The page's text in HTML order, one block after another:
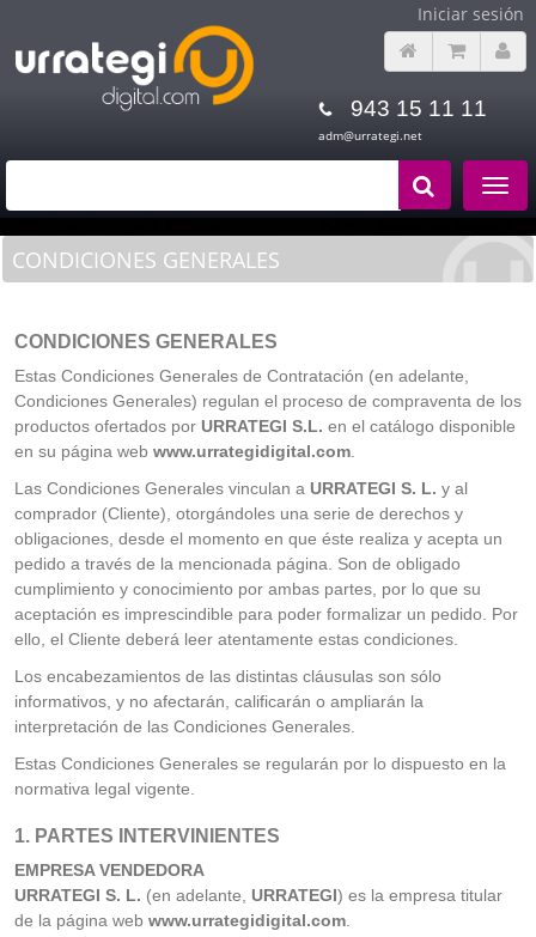
Iniciar sesión
943 15 11 11
adm@urrategi.net
Toggle
CONDICIONES GENERALES
CONDICIONES GENERALES
Estas Condiciones Generales de Contratación (en adelante,
Condiciones Generales) regulan el proceso de compraventa de los
productos ofertados por URRATEGI S.L. en el catálogo disponible
en su página web www.urrategidigital.com
Las Condiciones Generales vinculan a URRATEGI S. L. y al
comprador (Cliente), otorgándoles una serie de derechos y
obligaciones, desde el momento en que éste realiza y acepta un
pedido a través de la mencionada página. Son de obligado
cumplimiento y conocimiento por ambas partes, por lo que su
aceptación es imprescindible para poder formalizar un pedido. Por
ello, el Cliente deberá leer atentamente estas condiciones.
Los encabezamientos de las distintas cláusulas son sólo
informativos, y no afectarán, calificarán o ampliarán la
interpretación de las Condiciones Generales.
Estas Condiciones Generales se regularán por lo dispuesto en la
normativa legal vigente.
1. PARTES INTERVINIENTES
EMPRESA VENDEDORA
URRATEGI S. L. (en adelante, URRATEGI) es la empresa titular
de la página web www.urrategidigital.com